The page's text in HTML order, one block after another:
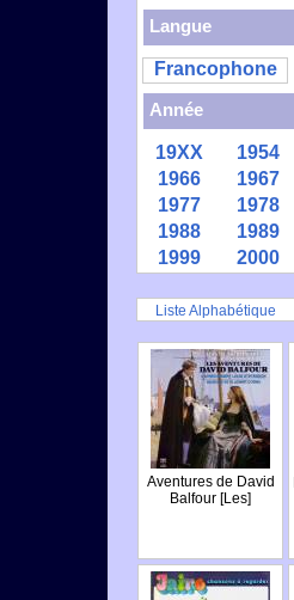
Langue
Francophone
Année
19XX 1954
1966
1967
1977
1978
1988
1989
1999
2000
Liste Alphabétique
Aventures de David
Balfour [Les]